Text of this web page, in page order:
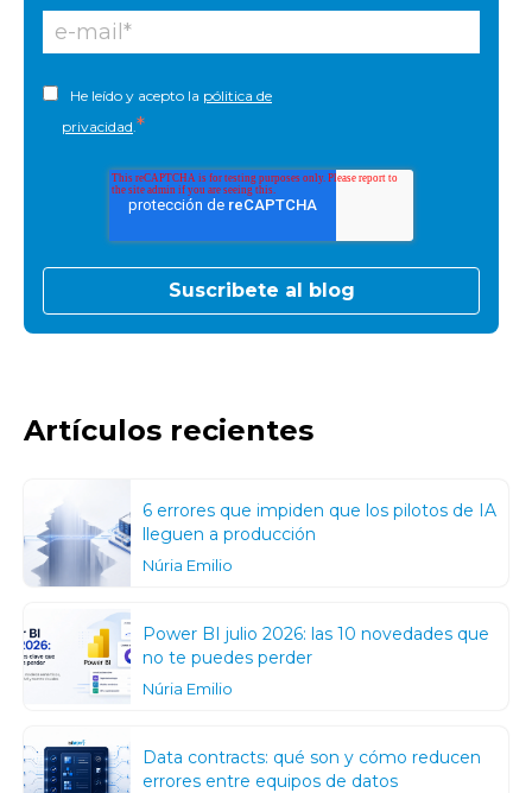
He leído y acepto la pólitica de
privacidad.*
Artículos recientes
6 errores que impiden que los pilotos de IA
lleguen a producción
Núria Emilio
Power BI julio 2026: las 10 novedades que
no te puedes perder
Núria Emilio
Data contracts: qué son y cómo reducen
errores entre equipos de datos